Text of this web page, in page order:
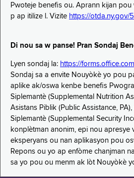
Pwoteje benefis ou. Aprann kijan
p ap itilize l. Vizite https://otda.ny.gov/
Di nou sa w panse! Pran Sondaj
Lyen sondaj la: https://
Sondaj sa a envite Nouyòkè yo pou
aplike ak/oswa kenbe benefis
Siplemantè (Supplemental Nutrition
Asistans Piblik (Public Assistance,
Siplemantè (Supplemental Security
konplètman anonim, epi nou apresye
eksperyans ou nan aplikasyon pou
Repons ou yo ap enfòme chanjman
sa yo pou ou menm ak lòt Nouyòkè